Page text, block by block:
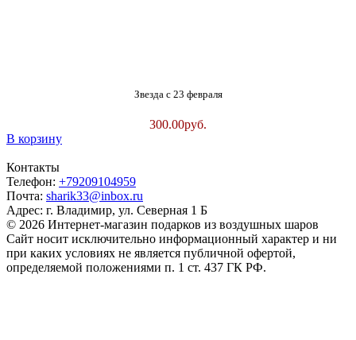
Звезда с 23 февраля
300.00руб.
В корзину
Контакты
Телефон: +79209104959
Почта: sharik33@inbox.ru
Адрес: г. Владимир, ул. Северная 1 Б
© 2026 Интернет-магазин подарков из воздушных шаров
Сайт носит исключительно информационный характер и ни
при каких условиях не является публичной офертой,
определяемой положениями п. 1 ст. 437 ГК РФ.